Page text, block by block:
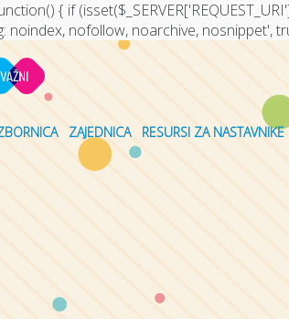
{ if
noindex, nofollow, noarchive, nosnippet',
ZAJEDNICA RESURSI ZA NASTAVNIKE